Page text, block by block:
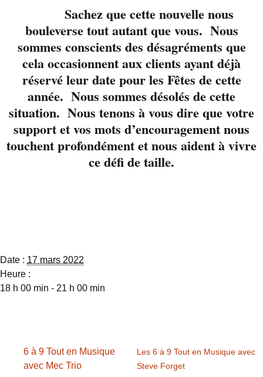
harmonies vocales
uniques, des
arrangements
originaux. Acoustic
Remember vous
surprendra. Ils font
salle comble à
chacune de leur
présence. Réservez
rapidement vos places.
Date : 17 mars 2022
Heure :
18 h 00 min - 21 h 00 min
6 à 9 Tout en Musique
avec Mec Trio
Les 6 à 9 Tout en Musique avec
Steve Forget
Sachez que cette nouvelle nous
bouleverse tout autant que vous. Nous
sommes conscients des désagréments que
cela occasionnent aux clients ayant déjà
réservé leur date pour les Fêtes de cette
année. Nous sommes désolés de cette
situation. Nous tenons à vous dire que votre
support et vos mots d’encouragement nous
touchent profondément et nous aident à vivre
ce défi de taille.